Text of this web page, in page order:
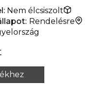
Nem élcsiszolt
Rendelésre